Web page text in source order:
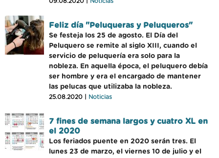
Feliz día "Peluqueras y Peluqueros"
Se festeja los 25 de agosto. El Día del
Peluquero se remite al siglo XIII, cuando el
servicio de peluquería era solo para la
nobleza. En aquella época, el peluquero debía
ser hombre y era el encargado de mantener
las pelucas que utilizaba la nobleza.
25.08.2020 | Noticias
7 fines de semana largos y cuatro XL en
el 2020
Los feriados puente en 2020 serán tres. El
lunes 23 de marzo, el viernes 10 de julio y el